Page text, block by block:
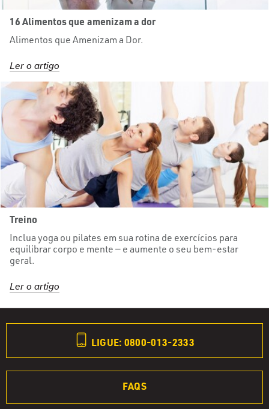
16 Alimentos que amenizam a dor
Alimentos que Amenizam a Dor.
Ler o artigo
Treino
Inclua yoga ou pilates em sua rotina de exercícios para
equilibrar corpo e mente — e aumente o seu bem-estar
geral.
Ler o artigo
LIGUE: 0800-013-2333
FAQS